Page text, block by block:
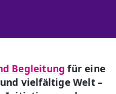
Begleitung für eine
vielfältige Welt –